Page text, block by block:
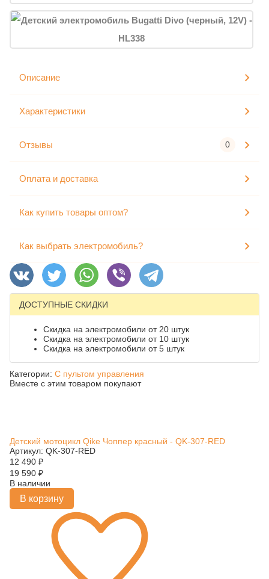
Описание
Характеристики
Отзывы 0
Оплата и доставка
Как купить товары оптом?
Как выбрать электромобиль?
ДОСТУПНЫЕ СКИДКИ
Скидка на электромобили от 20 штук
Скидка на электромобили от 10 штук
Скидка на электромобили от 5 штук
Категории: С пультом управления
Вместе с этим товаром покупают
Детский мотоцикл Qike Чоппер красный - QK-307-RED
Артикул: QK-307-RED
12 490 ₽
19 590 ₽
В наличии
В корзину